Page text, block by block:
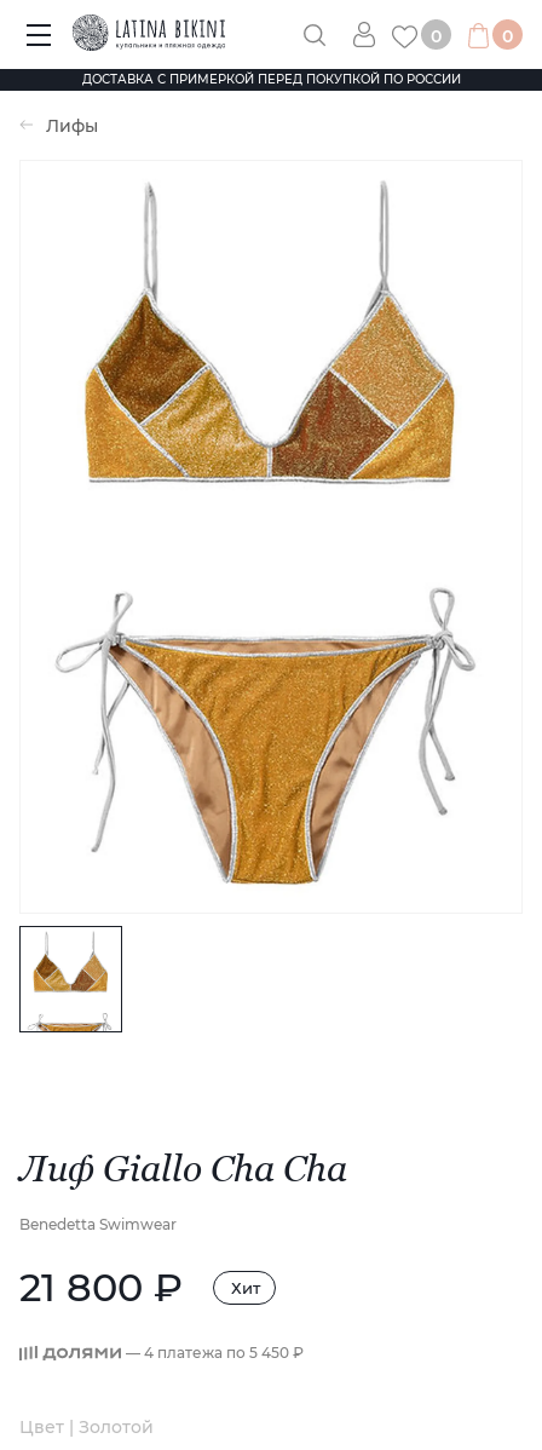
ДОСТАВКА С ПРИМЕРКОЙ ПЕРЕД ПОКУПКОЙ ПО РОССИИ
0 0
Лифы
Лиф Giallo Cha Cha
Benedetta Swimwear
21 800 ₽ Хит
— 4 платежа по 5 450 ₽
Цвет | Золотой